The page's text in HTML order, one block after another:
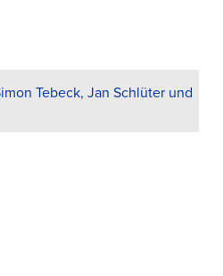
Tebeck, Jan Schlüter und